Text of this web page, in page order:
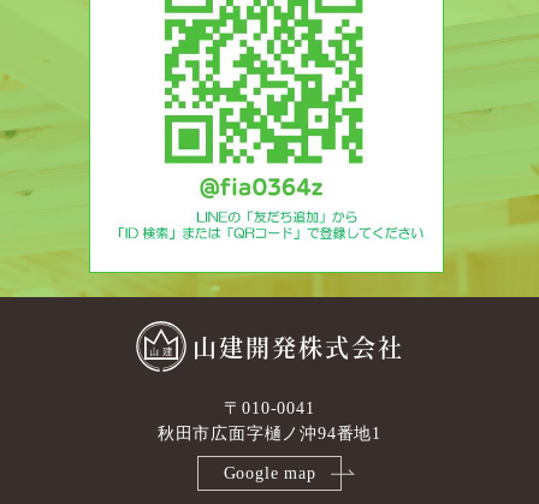
山建開発株式会社
〒010-0041
秋田市広面字樋ノ沖94番地1
Google map